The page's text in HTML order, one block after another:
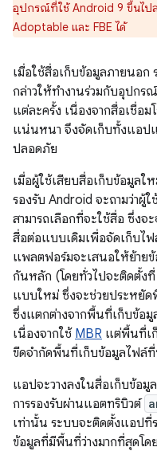
อุปกรณ์ที่ใช้ Android 9 ขึ้นไป
Adoptable และ FBE ได้
เมื่อใช้สื่อเก็บข้อมูลภายนอก
กล่าวให้ทำงานร่วมกับอุปกร
แต่ละครั้ง เนื่องจากสื่อเชื่อ
แน่นหนา จึงจัดเก็บทั้งแอป
ปลอดภัย
เมื่อผู้ใช้เสียบสื่อเก็บข้อมูลใ
รองรับ Android จะถามว่าผู้
สามารถเลือกที่จะใช้สื่อ ซึ่ง
สื่อต่อแบบเดิมเพื่อจัดเก็บไฟ
แพลตฟอร์มจะเสนอให้ย้าย
กันหลัก (โดยทั่วไปจะติดตั้งที่
แบบใหม่ ซึ่งจะช่วยประหยั
ซึ่งแตกต่างจากพื้นที่เก็บข้อ
เนื่องจากใช้ MBR แต่พื้นที่เ
ขีดจำกัดพื้นที่เก็บข้อมูลไฟล์
แอปจะวางลงในสื่อเก็บข้อ
การรองรับผ่านแอตทริบิวต์
เท่านั้น ระบบจะติดตั้งแอปที่
ข้อมูลที่มีพื้นที่ว่างมากที่สุดโด